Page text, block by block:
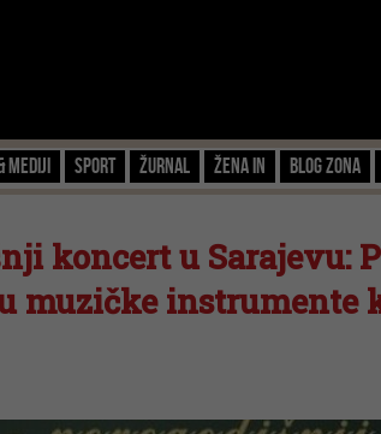
Mediji Sport Žurnal Žena IN Blog zona
koncert u Sarajevu:
muzičke instrumente